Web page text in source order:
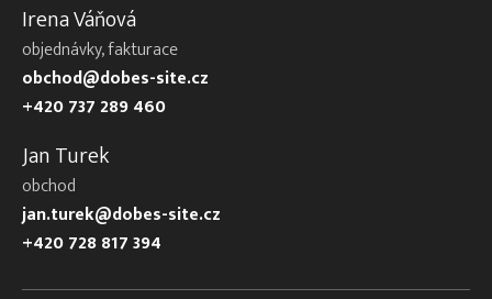
Irena Váňová
objednávky, fakturace
obchod@dobes-site.cz
+420 737 289 460
Jan Turek
obchod
jan.turek@dobes-site.cz
+420 728 817 394